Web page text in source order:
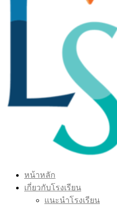
หน้าหลัก
เกี่ยวกับโรงเรียน
แนะนำโรงเรียน